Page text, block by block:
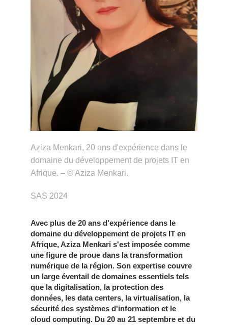
Aziza Menkari, 20 ans d'expérience dans le
domaine du développement de projets IT en
Afrique. – © Aziza Menkari.
SAS 2024
Avec plus de 20 ans d'expérience dans le
domaine du développement de projets IT en
Afrique, Aziza Menkari s'est imposée comme
une figure de proue dans la transformation
numérique de la région. Son expertise couvre
un large éventail de domaines essentiels tels
que la digitalisation, la protection des
données, les data centers, la virtualisation, la
sécurité des systèmes d'information et le
cloud computing. Du 20 au 21 septembre et du